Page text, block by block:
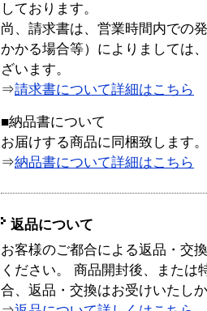
しております。
尚、請求書は、営業時間内での
かかる場合等）によりましては
ざいます。
⇒請求書について詳細はこちら
■納品書について
お届けする商品に同梱致します。
⇒納品書について詳細はこちら
返品について
お客様のご都合による返品・交
ください。 商品開封後、または
合、返品・交換はお受けいたし